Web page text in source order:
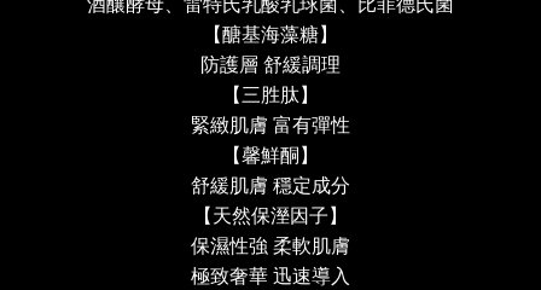
【醣基海藻糖】
防護層 舒緩調理
【三胜肽】
緊緻肌膚 富有彈性
【馨鮮酮】
舒緩肌膚 穩定成分
【天然保溼因子】
保濕性強 柔軟肌膚
極致奢華 迅速導入